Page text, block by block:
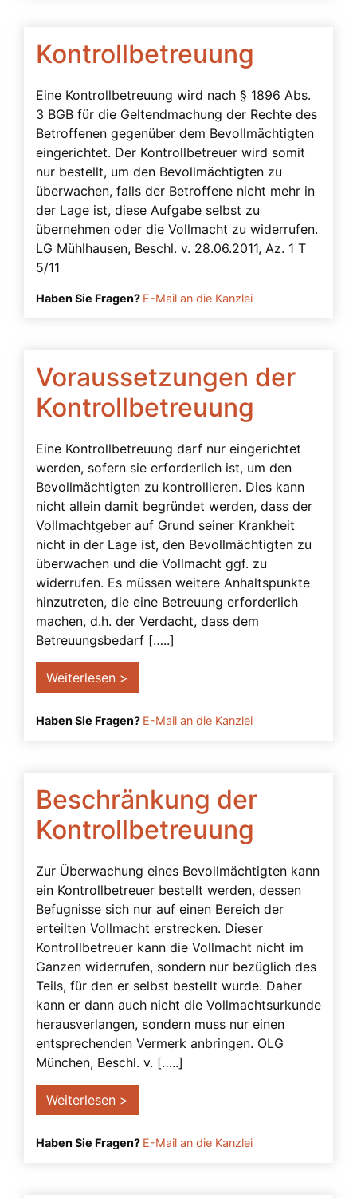
Kontrollbetreuung
Eine Kontrollbetreuung wird nach § 1896 Abs.
3 BGB für die Geltendmachung der Rechte des
Betroffenen gegenüber dem Bevollmächtigten
eingerichtet. Der Kontrollbetreuer wird somit
nur bestellt, um den Bevollmächtigten zu
überwachen, falls der Betroffene nicht mehr in
der Lage ist, diese Aufgabe selbst zu
übernehmen oder die Vollmacht zu widerrufen.
LG Mühlhausen, Beschl. v. 28.06.2011, Az. 1 T
5/11
Haben Sie Fragen? E-Mail an die Kanzlei
Voraussetzungen der
Kontrollbetreuung
Eine Kontrollbetreuung darf nur eingerichtet
werden, sofern sie erforderlich ist, um den
Bevollmächtigten zu kontrollieren. Dies kann
nicht allein damit begründet werden, dass der
Vollmachtgeber auf Grund seiner Krankheit
nicht in der Lage ist, den Bevollmächtigten zu
überwachen und die Vollmacht ggf. zu
widerrufen. Es müssen weitere Anhaltspunkte
hinzutreten, die eine Betreuung erforderlich
machen, d.h. der Verdacht, dass dem
Betreuungsbedarf […..]
Weiterlesen >
Haben Sie Fragen? E-Mail an die Kanzlei
Beschränkung der
Kontrollbetreuung
Zur Überwachung eines Bevollmächtigten kann
ein Kontrollbetreuer bestellt werden, dessen
Befugnisse sich nur auf einen Bereich der
erteilten Vollmacht erstrecken. Dieser
Kontrollbetreuer kann die Vollmacht nicht im
Ganzen widerrufen, sondern nur bezüglich des
Teils, für den er selbst bestellt wurde. Daher
kann er dann auch nicht die Vollmachtsurkunde
herausverlangen, sondern muss nur einen
entsprechenden Vermerk anbringen. OLG
München, Beschl. v. […..]
Weiterlesen >
Haben Sie Fragen? E-Mail an die Kanzlei
Vorrang der Vorsorgevollmacht
Vorsorgevollmacht – Ausland
Vorsorgevollmacht – dringend notwendig
Vorsorgevollmacht – Gesonderte
Bankvollmacht
Vorsorgevollmacht – Vergütungshöhe
Vorsorgevollmacht – Vergütungsvereinbarung
fehlt
Vorsorgevollmacht von A bis Z
Vorsorgevollmacht-Rechtswillkür-
Vorsorgevollmachten – Bedingungen von
Banken
wann Ersatzbevollmächtigte
Widerruf einer Vorsorgevollmacht
Wohnort
Zeugen